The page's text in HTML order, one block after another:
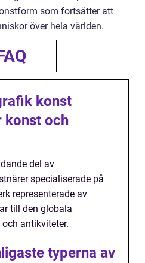
som fortsätter att
över hela världen.
konst
konst och
del av
specialiserade på
representerade av
till den globala
antikviteter.
typerna av